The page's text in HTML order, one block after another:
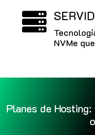

NVMe
Planes de